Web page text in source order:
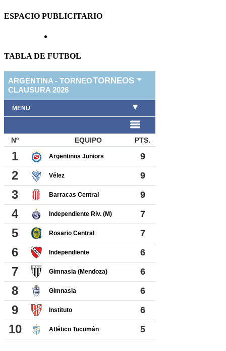
ESPACIO PUBLICITARIO
TABLA DE FUTBOL